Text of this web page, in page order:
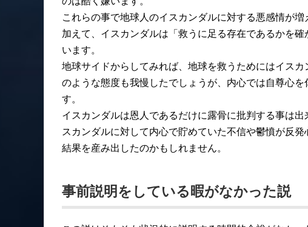
これらの事で地球人のイスカンダルに対する悪感情が増
加えて、イスカンダルは「救うに足る存在であるかを
います。
地球サイドからしてみれば、地球を救うためにはイス
のような態度も我慢したでしょうが、内心では自尊心
す。
イスカンダルは恩人であるだけに露骨に批判する事は
スカンダルに対して内心で貯めていた不信や鬱憤が反
結果を産み出したのかもしれません。
事前説明をしている暇がなかった説